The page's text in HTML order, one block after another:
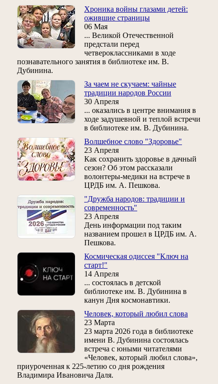
Хроника войны глазами детей:
ожившие страницы
06 Мая
... Великой Отечественной
предстали перед
четвероклассниками в ходе
познавательного занятия в библиотеке им. В.
Дубинина.
За чаем не скучаем: чайные
традиции народов России
30 Апреля
... оказались в центре внимания в
ходе задушевной и теплой встречи
в библиотеке им. В. Дубинина.
Волшебное слово "Здоровье"
23 Апреля
Как сохранить здоровье в дачный
сезон? Об этом рассказали
волонтеры-медики на встрече в
ЦРДБ им. А. Пешкова.
"Дружба народов: традиции и
современность"
23 Апреля
День информации под таким
названием прошел в ЦРДБ им. А.
Пешкова.
Космическая одиссея "Ключ на
старт!"
14 Апреля
... состоялась в детской
библиотеке им. В. Дубинина в
канун Дня космонавтики.
Человек, который любил слова
23 Марта
23 марта 2026 года в библиотеке
имени В. Дубинина состоялась
встреча с юными читателями
«Человек, который любил слова»,
приуроченная к 225‑летию со дня рождения
Владимира Ивановича Даля.